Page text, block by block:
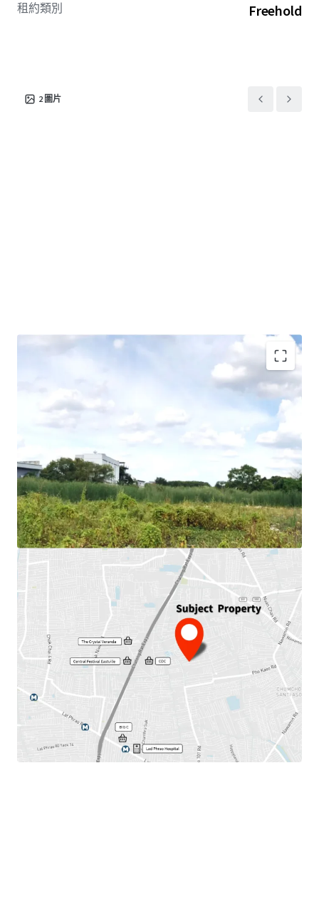
租約類別 Freehold
2 圖片
Land Area : 16,004
BTS Yellow Line (Mahat Thai
Station), BTS Yellow Line (Lad Prao 83 Station), Chalong
Rat expressway (Ram Intra-Ard Narong)
Suitable for : Residential project